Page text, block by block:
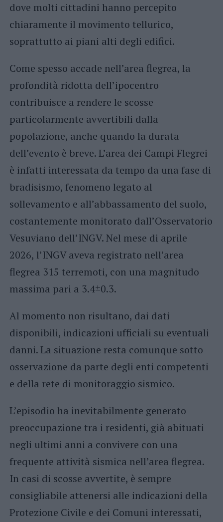
dove molti cittadini hanno percepito
chiaramente il movimento tellurico,
soprattutto ai piani alti degli edifici.
Come spesso accade nell’area flegrea, la
profondità ridotta dell’ipocentro
contribuisce a rendere le scosse
particolarmente avvertibili dalla
popolazione, anche quando la durata
dell’evento è breve. L’area dei Campi Flegrei
è infatti interessata da tempo da una fase di
bradisismo, fenomeno legato al
sollevamento e all’abbassamento del suolo,
costantemente monitorato dall’Osservatorio
Vesuviano dell’INGV. Nel mese di aprile
2026, l’INGV aveva registrato nell’area
flegrea 315 terremoti, con una magnitudo
massima pari a 3.4±0.3.
Al momento non risultano, dai dati
disponibili, indicazioni ufficiali su eventuali
danni. La situazione resta comunque sotto
osservazione da parte degli enti competenti
e della rete di monitoraggio sismico.
L’episodio ha inevitabilmente generato
preoccupazione tra i residenti, già abituati
negli ultimi anni a convivere con una
frequente attività sismica nell’area flegrea.
In casi di scosse avvertite, è sempre
consigliabile attenersi alle indicazioni della
Protezione Civile e dei Comuni interessati,